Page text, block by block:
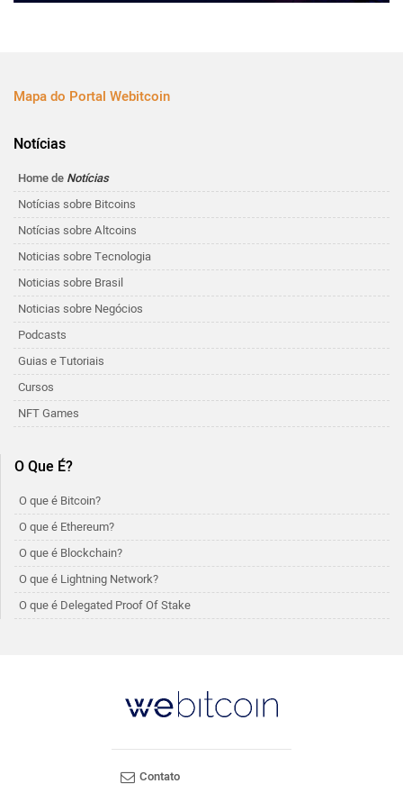
Mapa do Portal Webitcoin
Notícias
Home de Notícias
Notícias sobre Bitcoins
Notícias sobre Altcoins
Noticias sobre Tecnologia
Noticias sobre Brasil
Noticias sobre Negócios
Podcasts
Guias e Tutoriais
Cursos
NFT Games
O Que É?
O que é Bitcoin?
O que é Ethereum?
O que é Blockchain?
O que é Lightning Network?
O que é Delegated Proof Of Stake
Contato